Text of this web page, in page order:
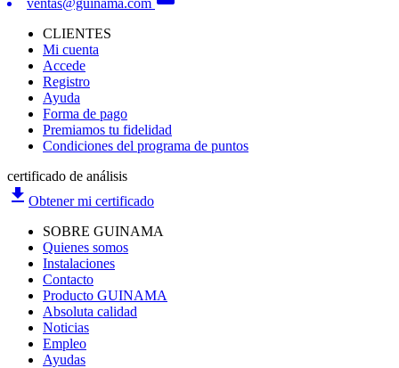
CLIENTES
Mi cuenta
Accede
Registro
Ayuda
Forma de pago
Premiamos tu fidelidad
Condiciones del programa de puntos
certificado de análisis
file_download Obtener mi certificado
SOBRE GUINAMA
Quienes somos
Instalaciones
Contacto
Producto GUINAMA
Absoluta calidad
Noticias
Empleo
Ayudas